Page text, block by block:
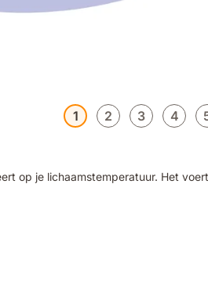
1 2 3 4
op je lichaamstemperatuur. Het